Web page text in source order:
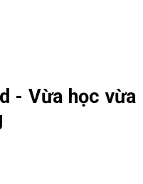
- Vừa học vừa